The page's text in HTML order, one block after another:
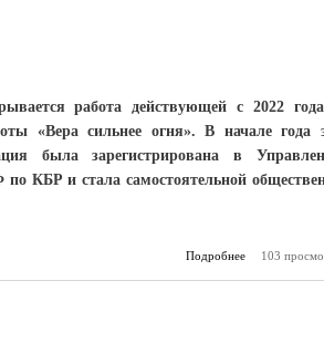
работа действующей с 2022
«Вера сильнее огня». В начале года
была зарегистрирована в
КБР и стала самостоятельной
Подробнее о Главное –
103